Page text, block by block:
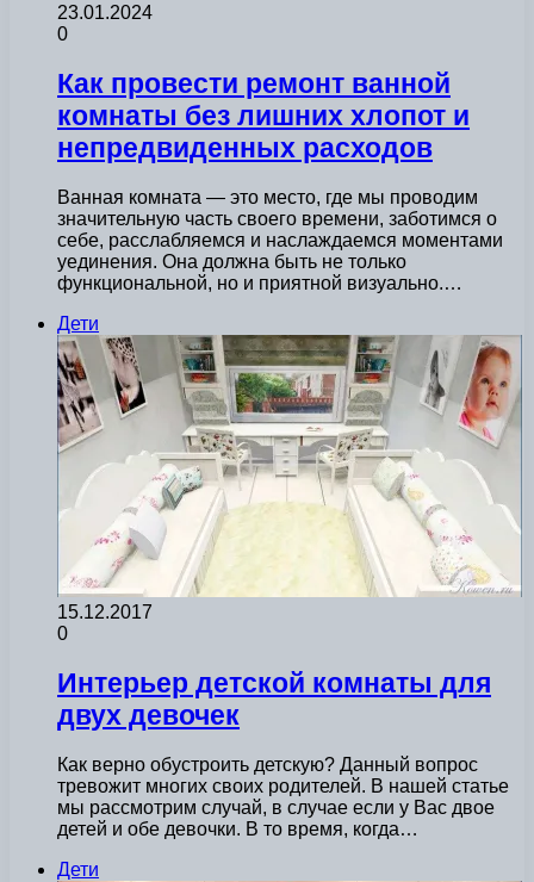
23.01.2024
0
Как провести ремонт ванной
комнаты без лишних хлопот и
непредвиденных расходов
Ванная комната — это место, где мы проводим
значительную часть своего времени, заботимся о
себе, расслабляемся и наслаждаемся моментами
уединения. Она должна быть не только
функциональной, но и приятной визуально.…
Дети
15.12.2017
0
Интерьер детской комнаты для
двух девочек
Как верно обустроить детскую? Данный вопрос
тревожит многих своих родителей. В нашей статье
мы рассмотрим случай, в случае если у Вас двое
детей и обе девочки. В то время, когда…
Дети